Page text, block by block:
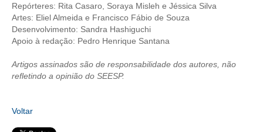
ACORDOS, CONVENÇÕES E DISSÍDIOS
CONTRIBUIÇÕES
CONTRIBUIÇÃO ASSISTENCIAL
CONTRIBUIÇÃO SINDICAL URBANA
Repórteres: Rita Casaro, Soraya Misleh e Jéssica Silva
Artes: Eliel Almeida e Francisco Fábio de Souza
Desenvolvimento: Sandra Hashiguchi
Apoio à redação: Pedro Henrique Santana
Artigos assinados são de responsabilidade dos autores, não
refletindo a opinião do SEESP.
Voltar